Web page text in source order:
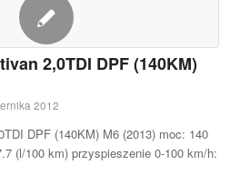
2,0TDI DPF (140KM)
2012
DPF (140KM) M6 (2013) moc: 140
(l/100 km) przyspieszenie 0-100 km/h: